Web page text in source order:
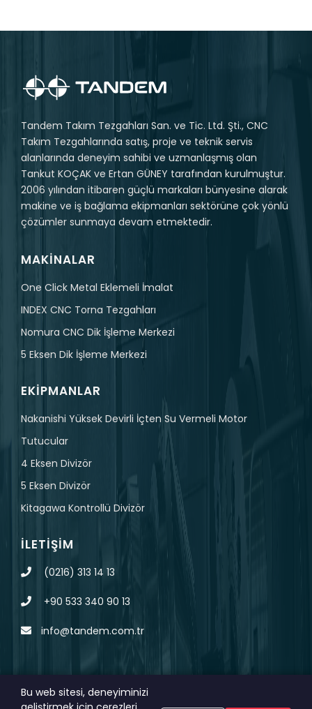
Tandem Takım Tezgahları San. ve Tic. Ltd. Şti., CNC
Takım Tezgahlarında satış, proje ve teknik servis
alanlarında deneyim sahibi ve uzmanlaşmış olan
Tankut KOÇAK ve Ertan GÜNEY tarafından kurulmuştur.
2006 yılından itibaren güçlü markaları bünyesine alarak
makine ve iş bağlama ekipmanları sektörüne çok yönlü
çözümler sunmaya devam etmektedir.
MAKINALAR
One Click Metal Eklemeli İmalat
INDEX CNC Torna Tezgahları
Nomura CNC Dik İşleme Merkezi
5 Eksen Dik İşleme Merkezi
EKIPMANLAR
Nakanishi Yüksek Devirli İçten Su Vermeli Motor
Tutucular
4 Eksen Divizör
5 Eksen Divizör
Kitagawa Kontrollü Divizör
İLETIŞIM
(0216) 313 14 13
+90 533 340 90 13
info@tandem.com.tr
Bu web sitesi, deneyiminizi